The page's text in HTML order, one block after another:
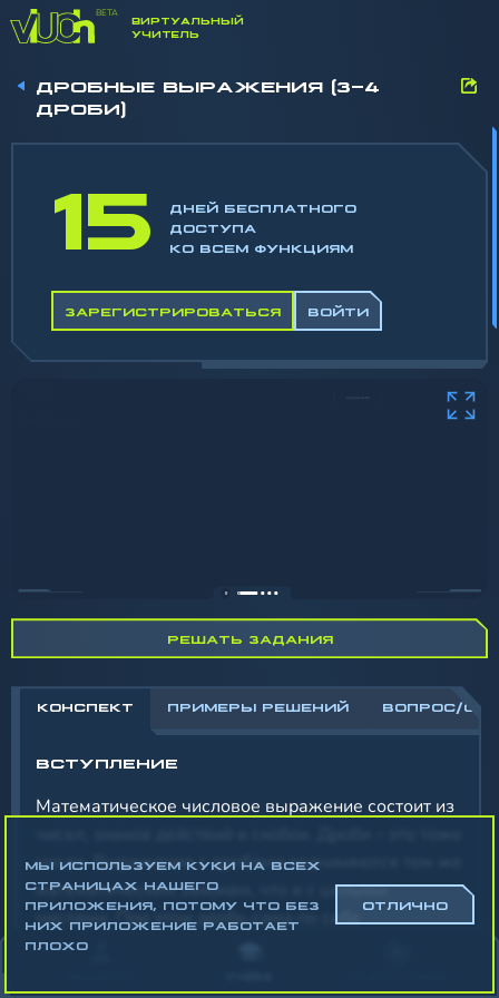
ВИРТУАЛЬНЫЙ
УЧИТЕЛЬ
ДРОБНЫЕ ВЫРАЖЕНИЯ (3-4
ДРОБИ)
ВСТУПЛЕНИЕ
Математическое числовое выражение состоит из
числа. Выражения с дробямиподчиняются тем же
математическим законам, что и с целыми
числами. При этом дробь сама по себе
представ
ляет частное двух чисел. Но можно
КОНСПЕКТ ПРИМЕРЫ РЕШЕНИЙ ВОПРОС/
15
ДНЕЙ БЕСПЛАТНОГО
ДОСТУПА
КО ВСЕМ ФУНКЦИЯМ
ЗАРЕГИСТРИРОВАТЬСЯ ВОЙТИ
РЕШАТЬ ЗАДАНИЯ
МЫ ИСПОЛЬЗУЕМ КУКИ НА ВСЕХ
СТРАНИЦАХ НАШЕГО
ПРИЛОЖЕНИЯ, ПОТОМУ ЧТО БЕЗ
НИХ ПРИЛОЖЕНИЕ РАБОТАЕТ
ПЛОХО
ОТЛИЧНО